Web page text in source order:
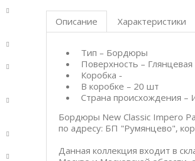
Описание Характеристики
Тип – Бордюры
Поверхность – Глянцевая
Коробка -
В коробке – 20 шт
Страна происхождения –
Бордюры New Classic Impero
по адресу: БП "Румянцево",
Данная коллекция входит в